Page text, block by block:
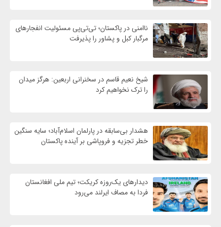
ناامنی در پاکستان؛ تی‌تی‌پی مسئولیت انفجارهای
مرگبار کبل و پشاور را پذیرفت
شیخ نعیم قاسم در سخنرانی اربعین: هرگز میدان
را ترک نخواهیم کرد
هشدار بی‌سابقه در پارلمان اسلام‌آباد؛ سایه سنگین
خطر تجزیه و فروپاشی بر آینده پاکستان
دیدارهای یک‌روزه کریکت؛ تیم ملی افغانستان
فردا به مصاف ایرلند می‌رود